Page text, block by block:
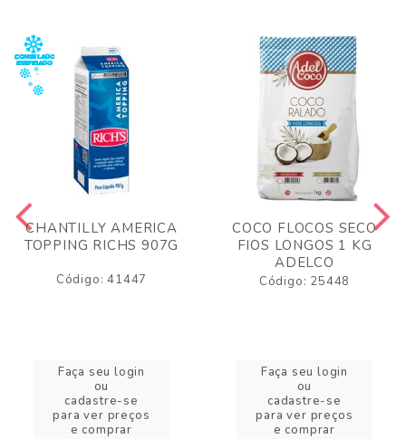
CHANTILLY AMERICA
TOPPING RICHS 907G
Código: 41447
Faça seu login
ou
cadastre-se
para ver preços
e comprar
COCO FLOCOS SECO
FIOS LONGOS 1 KG
ADELCO
Código: 25448
Faça seu login
ou
cadastre-se
para ver preços
e comprar